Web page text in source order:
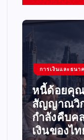
การเงินและธนาคาร
หนี้ด้อยคุณภ
สัญญาณวิกฤ
กำลังคืบคลา
เงินของไทย